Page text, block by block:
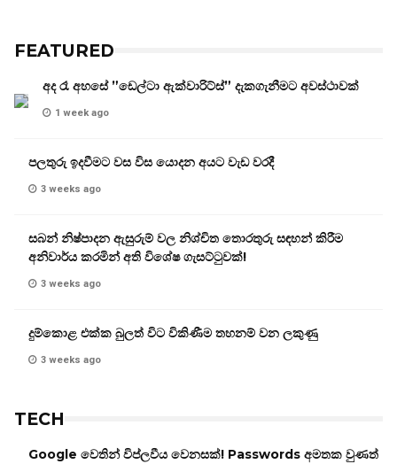
FEATURED
අද රෑ අහසේ ”ඩෙල්ටා ඇක්වාරිට්ස්” දැකගැනීමට අවස්ථාවක්
1 week ago
පලතුරු ඉදවීමට වස විස යොදන අයට වැඩ වරදී
3 weeks ago
සබන් නිෂ්පාදන ඇසුරුම් වල නිශ්චිත තොරතුරු සඳහන් කිරීම
අනිවාර්ය කරමින් අති විශේෂ ගැසට්ටුවක්!
3 weeks ago
දුම්කොළ එක්ක බුලත් විට විකිණීම තහනම් වන ලකුණු
3 weeks ago
TECH
Google වෙතින් විප්ලවීය වෙනසක්! Passwords අමතක වුණත්